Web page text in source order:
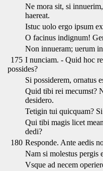
Ne mora sit, si
haereat.
Istuc uolo ergo ipsum
O facinus indignum!
Non innueram; uerum
175 I nunciam. - Quid hoc
possides?
Si possiderem, ornatus
Quid tibi rei mecumst?
desidero.
Tetigin tui quicquam?
Qui tibi magis licet
dedi?
180 Responde. Ante aedis
Nam si molestus pergis
Vsque ad necem